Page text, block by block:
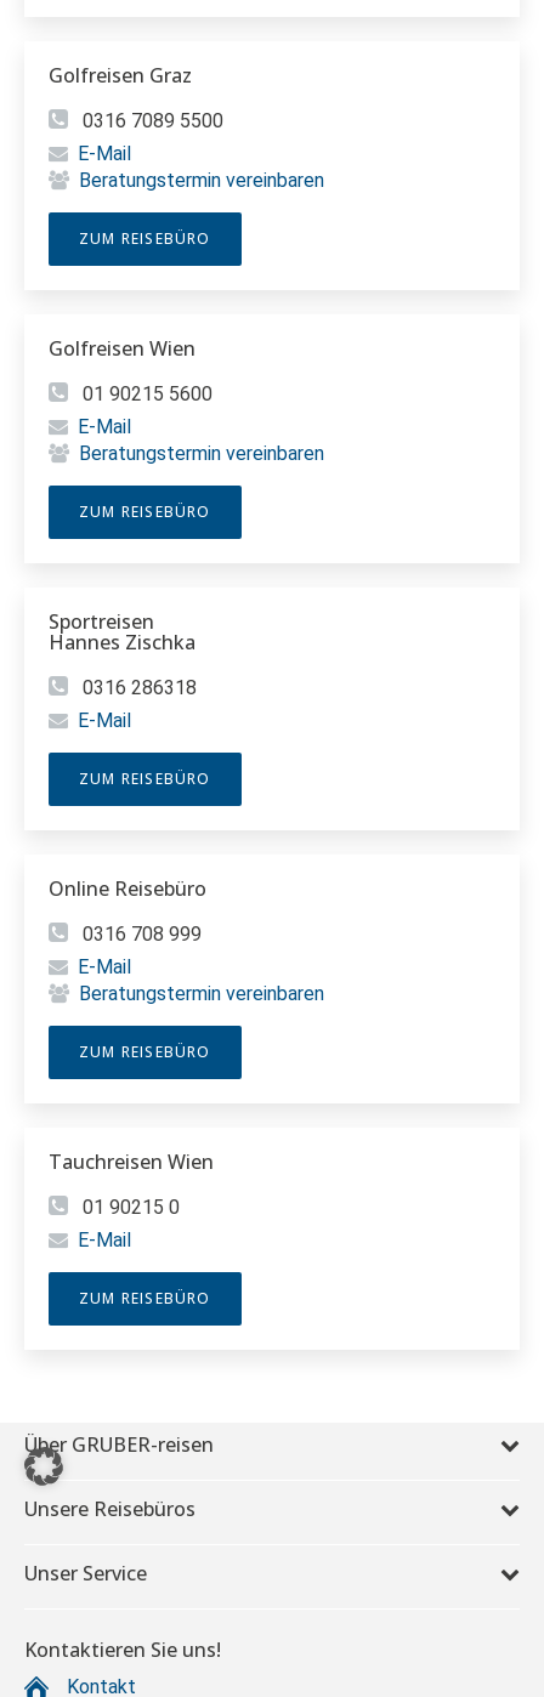
Golfreisen Graz
0316 7089 5500
E-Mail
Beratungstermin vereinbaren
ZUM REISEBÜRO
Golfreisen Wien
01 90215 5600
E-Mail
Beratungstermin vereinbaren
ZUM REISEBÜRO
Sportreisen
Hannes Zischka
0316 286318
E-Mail
ZUM REISEBÜRO
Online Reisebüro
0316 708 999
E-Mail
Beratungstermin vereinbaren
ZUM REISEBÜRO
Tauchreisen Wien
01 90215 0
E-Mail
ZUM REISEBÜRO
Über GRUBER-reisen
Unsere Reisebüros
Unser Service
Kontaktieren Sie uns!
Kontakt